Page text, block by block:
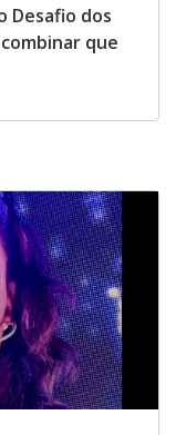
Desafio dos
que